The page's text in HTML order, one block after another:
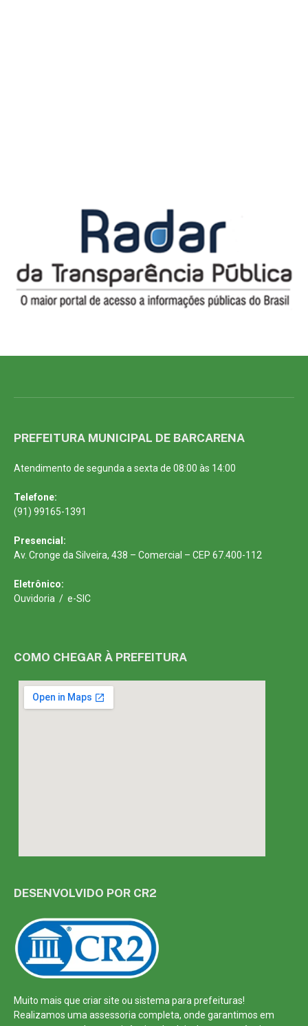
PREFEITURA MUNICIPAL DE BARCARENA
Atendimento de segunda a sexta de 08:00 às 14:00
Telefone:
(91) 99165-1391
Presencial:
Av. Cronge da Silveira, 438 – Comercial – CEP 67.400-112
Eletrônico:
Ouvidoria / e-SIC
COMO CHEGAR À PREFEITURA
DESENVOLVIDO POR CR2
Muito mais que criar site ou sistema para prefeituras!
Realizamos uma assessoria completa, onde garantimos em